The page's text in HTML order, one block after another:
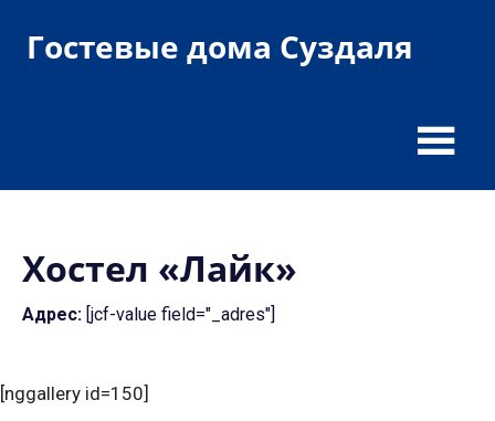
Гостевые дома Суздаля
Хостел «Лайк»
Адрес: [jcf-value field="_adres"]
[nggallery id=150]